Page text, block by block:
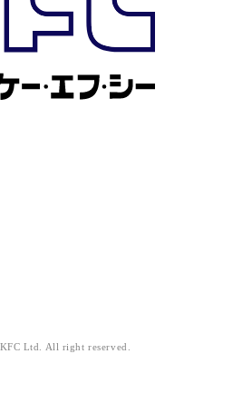
Ltd. All right reserved.